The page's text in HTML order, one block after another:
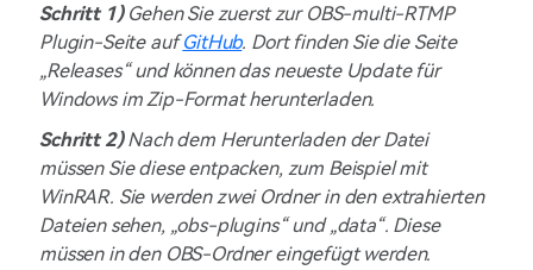
Schritt 1)Gehen Sie zuerst zur OBS-multi-RTMP
Plugin-Seite aufGitHub. Dort finden Sie die Seite
„Releases“ und können das neueste Update für
Windows im Zip-Format herunterladen.
Schritt 2)Nach dem Herunterladen der Datei
müssen Sie diese entpacken, zum Beispiel mit
WinRAR. Sie werden zwei Ordner in den extrahierten
Dateien sehen, „obs-plugins“ und „data“. Diese
müssen in den OBS-Ordner eingefügt werden.